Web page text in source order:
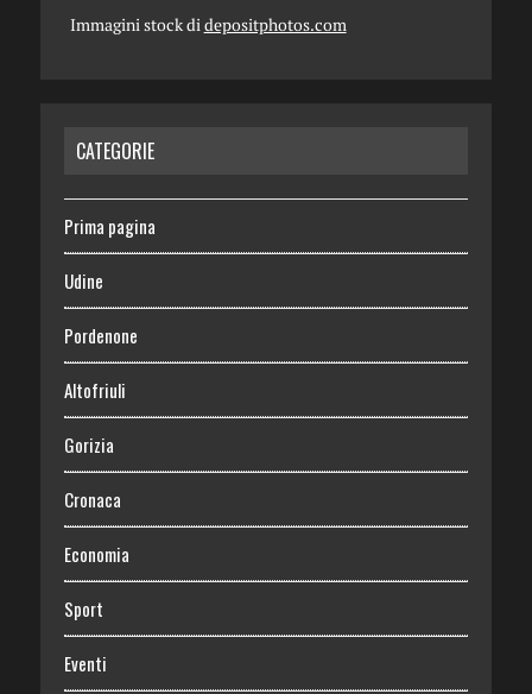
Immagini stock didepositphotos.com
CATEGORIE
Prima pagina
Udine
Pordenone
Altofriuli
Gorizia
Cronaca
Economia
Sport
Eventi